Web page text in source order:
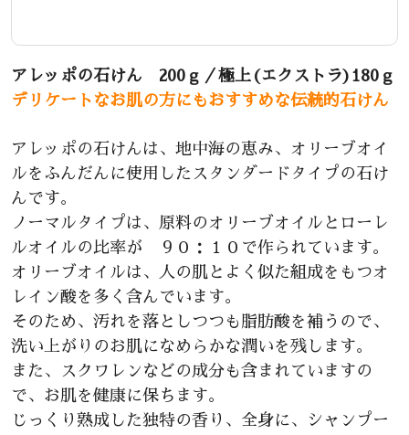
アレッポの石けん 200ｇ／極上(エクストラ)180ｇ
デリケートなお肌の方にもおすすめな伝統的石けん
アレッポの石けんは、地中海の恵み、オリーブオイ
ルをふんだんに使用したスタンダードタイプの石け
んです。
ノーマルタイプは、原料のオリーブオイルとローレ
ルオイルの比率が ９０：１０で作られています。
オリーブオイルは、人の肌とよく似た組成をもつオ
レイン酸を多く含んでいます。
そのため、汚れを落としつつも脂肪酸を補うので、
洗い上がりのお肌になめらかな潤いを残します。
また、スクワレンなどの成分も含まれていますの
で、お肌を健康に保ちます。
じっくり熟成した独特の香り、全身に、シャンプー